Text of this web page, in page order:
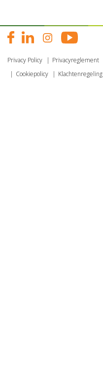
Privacy Policy Privacyreglement
Cookiepolicy
Klachtenregeling